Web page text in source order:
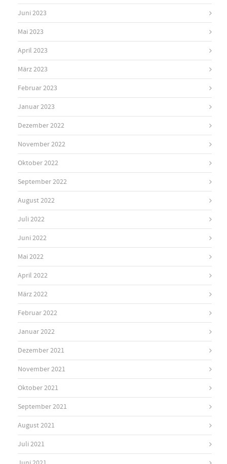
Juni 2023
Mai 2023
April 2023
März 2023
Februar 2023
Januar 2023
Dezember 2022
November 2022
Oktober 2022
September 2022
August 2022
Juli 2022
Juni 2022
Mai 2022
April 2022
März 2022
Februar 2022
Januar 2022
Dezember 2021
November 2021
Oktober 2021
September 2021
August 2021
Juli 2021